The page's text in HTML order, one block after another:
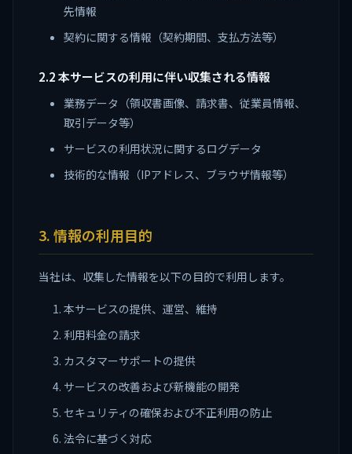
先情報
契約に関する情報（契約期間、支払方法等）
2.2 本サービスの利用に伴い収集される情報
業務データ（領収書画像、請求書、従業員情報、
取引データ等）
サービスの利用状況に関するログデータ
技術的な情報（IPアドレス、ブラウザ情報等）
3. 情報の利用目的
当社は、収集した情報を以下の目的で利用します。
本サービスの提供、運営、維持
利用料金の請求
カスタマーサポートの提供
サービスの改善および新機能の開発
セキュリティの確保および不正利用の防止
法令に基づく対応